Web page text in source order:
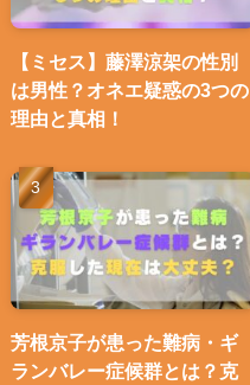
【ミセス】藤澤涼架の性別
は男性？オネエ疑惑の3つの
理由と真相！
芳根京子が患った難病・ギ
ランバレー症候群とは？克